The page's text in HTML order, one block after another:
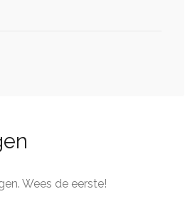
Wees de eerste!